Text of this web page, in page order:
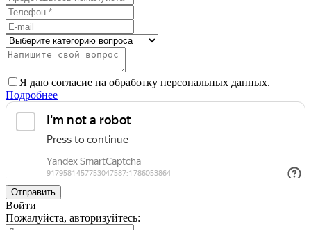
Я даю согласие на обработку персональных данных.
Подробнее
Отправить
Войти
Пожалуйста, авторизуйтесь: